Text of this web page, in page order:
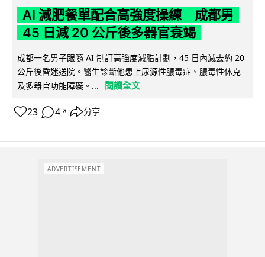
AI 減肥餐單配合高強度操練 成都男
45 日減 20 公斤後多器官衰竭
成都一名男子跟隨 AI 制訂高強度減脂計劃，45 日內減去約 20
公斤後昏迷送院。醫生診斷他患上尿源性膿毒症、膿毒性休克
及多器官功能障礙。...
閱讀全文
23 4 ↗ 分享
ADVERTISEMENT